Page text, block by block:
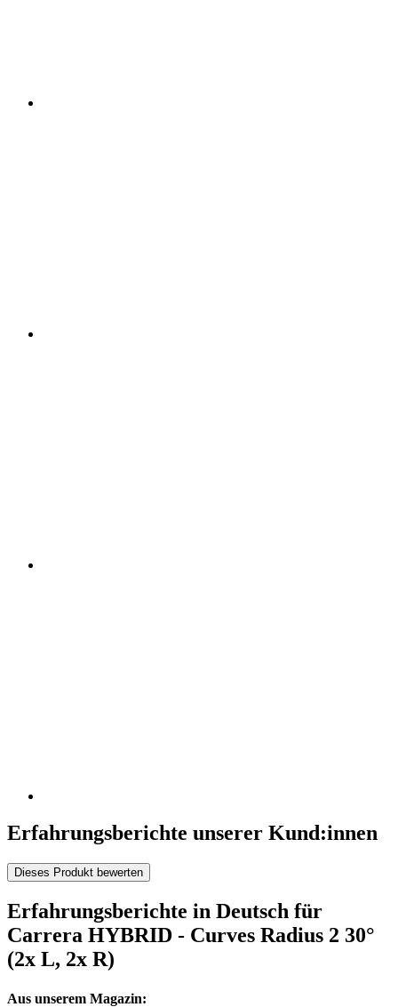
Erfahrungsberichte unserer Kund:innen
Dieses Produkt bewerten
Erfahrungsberichte in Deutsch für
Carrera HYBRID - Curves Radius 2 30°
(2x L, 2x R)
Aus unserem Magazin: